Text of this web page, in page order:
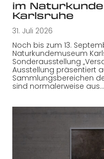
im
Karlsruhe
31. Juli 2026
Noch bis zum 13.
Naturkundemuseum
Sonderausstellung
Ausstellung präsentiert
Sammlungsbereichen
sind normalerweise aus…